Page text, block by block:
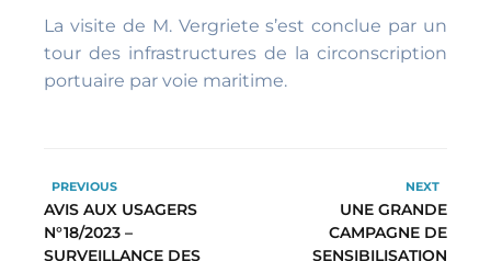
La visite de M. Vergriete s’est conclue par un
tour des infrastructures de la circonscription
portuaire par voie maritime.
PREVIOUS
AVIS AUX USAGERS
N°18/2023 –
SURVEILLANCE DES
NEXT
UNE GRANDE
CAMPAGNE DE
SENSIBILISATION